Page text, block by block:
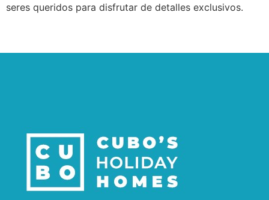
seres queridos para disfrutar de detalles exclusivos.